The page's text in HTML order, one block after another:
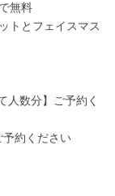
無料
トとフェイスマス
人数分】ご予約く
予約ください